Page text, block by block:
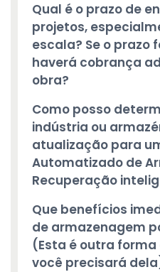
Qual é o prazo de
projetos,
escala? Se o prazo
haverá cobrança
obra?
Como posso
indústria ou
atualização para
Automatizado de
Recuperação
Que benefícios
de armazenagem
(Esta é outra
você precisará